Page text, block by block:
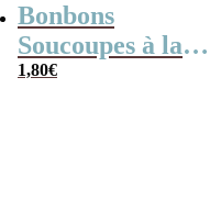
Bonbons
Soucoupes à la
poudre (x20)
1,80€